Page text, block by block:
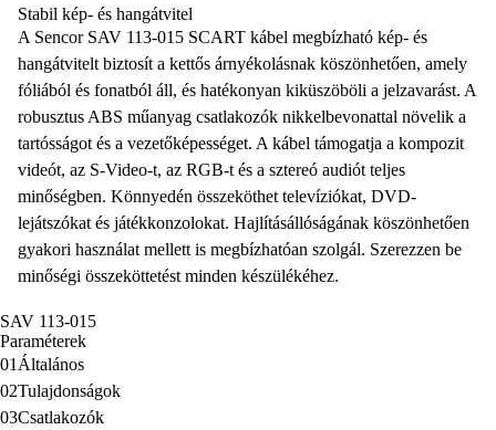
Stabil kép- és hangátvitel
A Sencor SAV 113-015 SCART kábel megbízható kép- és
hangátvitelt biztosít a kettős árnyékolásnak köszönhetően, amely
fóliából és fonatból áll, és hatékonyan kiküszöböli a jelzavarást. A
robusztus ABS műanyag csatlakozók nikkelbevonattal növelik a
tartósságot és a vezetőképességet. A kábel támogatja a kompozit
videót, az S-Video-t, az RGB-t és a sztereó audiót teljes
minőségben. Könnyedén összeköthet televíziókat, DVD-
lejátszókat és játékkonzolokat. Hajlításállóságának köszönhetően
gyakori használat mellett is megbízhatóan szolgál. Szerezzen be
minőségi összeköttetést minden készülékéhez.
SAV 113-015
Paraméterek
01 Általános
02Tulajdonságok
03Csatlakozók